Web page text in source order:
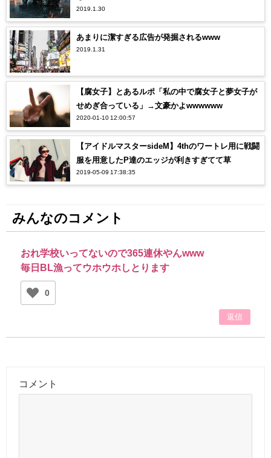
2019.1.30
あまりに潔すぎる広告が発掘されるwww
2019.1.31
【腐女子】とあるルポ「私の中で腐女子と夢女子が
せめぎ合っている」→文豪かよwwwwww
2020-01-10 12:00:57
【アイドルマスターsideM】4thのワートレ用に戦闘
服を用意したP達のエッジが利きすぎてて草
2019-05-09 17:38:35
みんなのコメント
おれ学校いってないので365連休やんwww
毎日BL漁ってウホウホしとります
0
返信
コメント